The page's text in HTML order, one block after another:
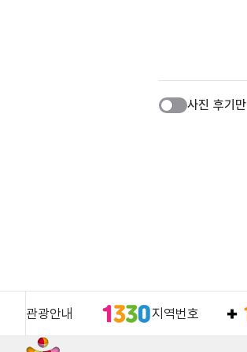
사진 후기만
관광안내 지역번호